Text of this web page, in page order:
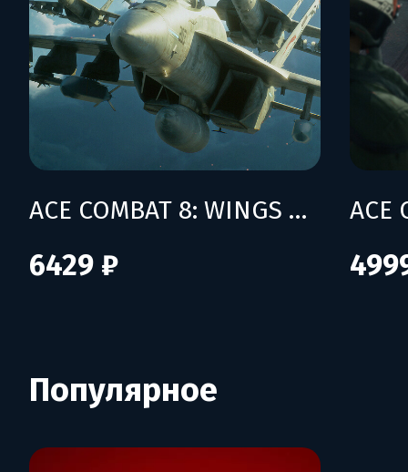
ACE COMBAT 8: WINGS OF THEVE - Deluxe Edition
6429 ₽
Популярное